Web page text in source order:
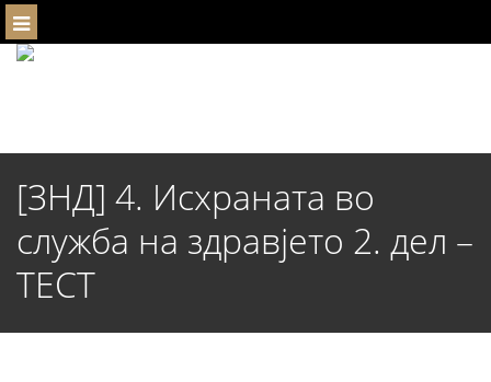
Menu
[ЗНД] 4. Исхраната во
служба на здравјето 2. дел –
ТЕСТ